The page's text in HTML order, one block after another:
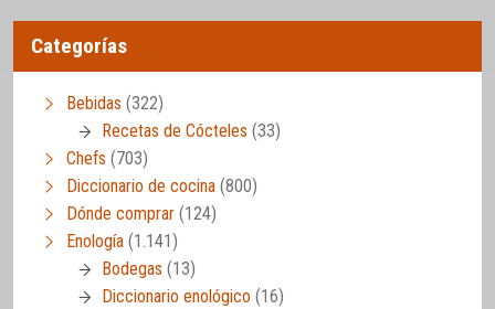
Categorías
Bebidas (322)
Recetas de Cócteles (33)
Chefs (703)
Diccionario de cocina (800)
Dónde comprar (124)
Enología (1.141)
Bodegas (13)
Diccionario enológico (16)